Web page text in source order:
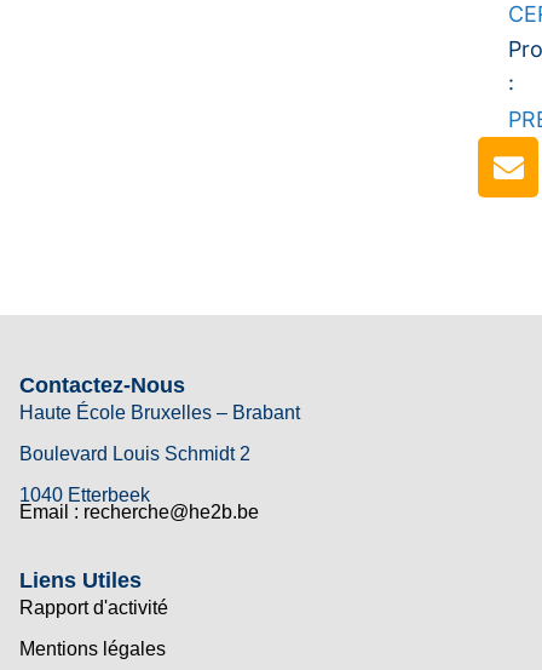
:
Liens Utiles
Rapport d'activité
Mentions légales
Contactez-Nous
Haute École Bruxelles – Brabant
Boulevard Louis Schmidt 2
1040 Etterbeek
Email : recherche@he2b.be